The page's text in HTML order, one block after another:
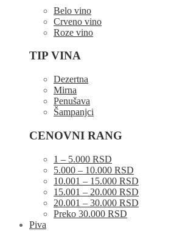
Belo vino
Crveno vino
Roze vino
TIP VINA
Dezertna
Mirna
Penušava
Šampanjci
CENOVNI RANG
1 – 5.000 RSD
5.000 – 10.000 RSD
10.001 – 15.000 RSD
15.001 – 20.000 RSD
20.001 – 30.000 RSD
Preko 30.000 RSD
Piva